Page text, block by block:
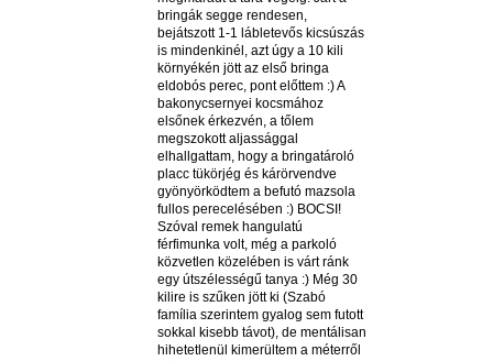
bringák segge rendesen,
bejátszott 1-1 lábletevős kicsúszás
is mindenkinél, azt úgy a 10 kili
környékén jött az első bringa
eldobós perec, pont előttem :) A
bakonycsernyei kocsmához
elsőnek érkezvén, a tőlem
megszokott aljassággal
elhallgattam, hogy a bringatároló
placc tükörjég és kárörvendve
gyönyörködtem a befutó mazsola
fullos perecelésében :) BOCSI!
Szóval remek hangulatú
férfimunka volt, még a parkoló
közvetlen közelében is várt ránk
egy útszélességű tanya :) Még 30
kilire is szűken jött ki (Szabó
família szerintem gyalog sem futott
sokkal kisebb távot), de mentálisan
hihetetlenül kimerültem a méterről